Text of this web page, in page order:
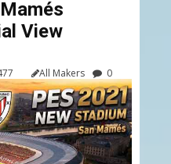
View
All Makers 0